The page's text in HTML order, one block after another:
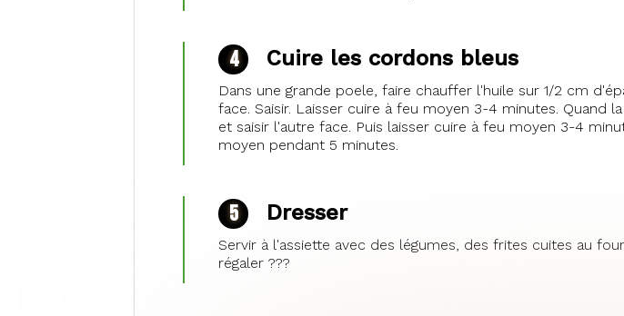
Cuire les cordons bleus
Dans une grande poele, faire chauffer l'huile sur 1/2 cm
face. Saisir. Laisser cuire à feu moyen 3-4 minutes.
et saisir l'autre face. Puis laisser cuire à feu moyen 3-4
moyen pendant 5 minutes.
Dresser
Servir à l'assiette avec des légumes, des frites cuites au
régaler ??‍?